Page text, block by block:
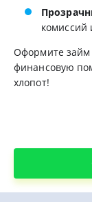
комиссий
Оформите займ
финансовую
хлопот!